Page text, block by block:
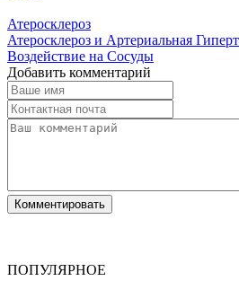
Атеросклероз
Атеросклероз и Артериальная
Воздействие на Сосуды
Добавить комментарий
ПОПУЛЯРНОЕ